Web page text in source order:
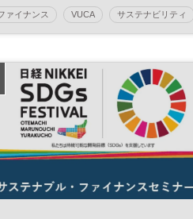
ル変革の進め方～
ァイナンス VUCA サステナビリティ
経オンラインセミナー